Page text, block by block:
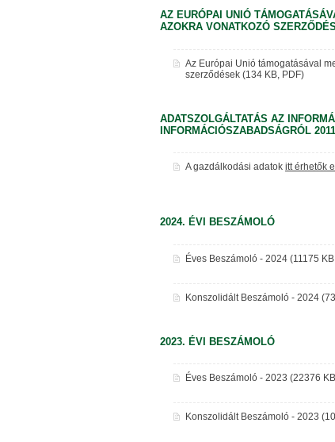
AZ EURÓPAI UNIÓ
AZOKRA VONATKOZÓ
Az Európai Unió támogatásával
szerződések (134 KB, PDF)
ADATSZOLGÁLTATÁS AZ
INFORMÁCIÓSZABADSÁGRÓL
A gazdálkodási adatok itt érhetők el
2024. ÉVI BESZÁMOLÓ
Éves Beszámoló - 2024 (11175
Konszolidált Beszámoló - 2024
2023. ÉVI BESZÁMOLÓ
Éves Beszámoló - 2023 (22376
Konszolidált Beszámoló - 2023